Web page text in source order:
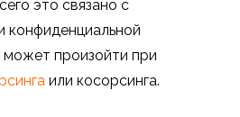
это связано с
конфиденциальной
произойти при
или косорсинга.